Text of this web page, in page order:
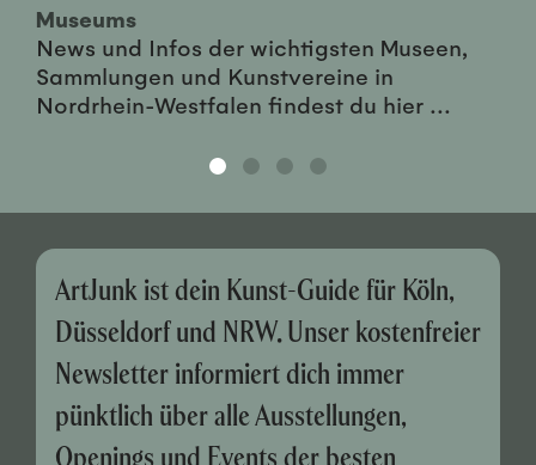
Museums
News und Infos der wichtigsten Museen,
Sammlungen und Kunstvereine in
Nordrhein-Westfalen findest du hier ...
ArtJunk ist dein Kunst-Guide für Köln,
Düsseldorf und NRW. Unser kostenfreier
Newsletter informiert dich immer
pünktlich über alle Ausstellungen,
Openings und Events der besten